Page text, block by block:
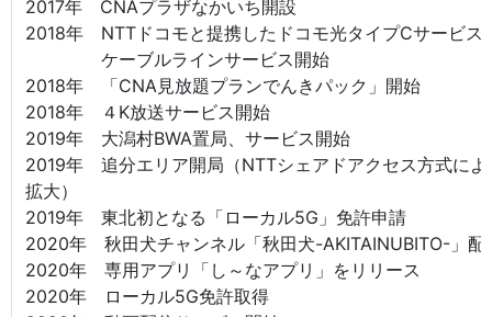
2017年 CNAプラザなかいち開設
2018年 NTTドコモと提携したドコモ光タイプCサービス
ケーブルラインサービス開始
2018年 「CNA見放題プランでんきパック」開始
2018年 ４K放送サービス開始
2019年 大潟村BWA置局、サービス開始
2019年 追分エリア開局（NTTシェアドアクセス方式によ
拡大）
2019年 東北初となる「ローカル5G」免許申請
2020年 秋田犬チャンネル「秋田犬-AKITAINUBITO-」配
2020年 専用アプリ「し～なアプリ」をリリース
2020年 ローカル5G免許取得